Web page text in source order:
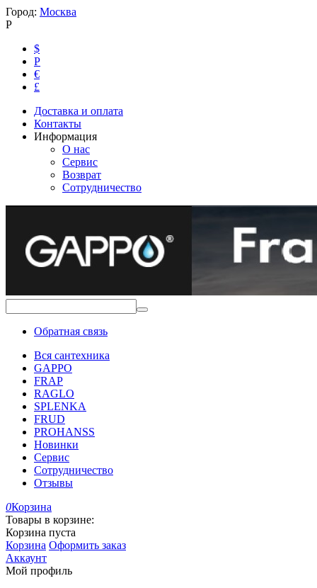
Город: Москва
Р
$
Р
€
£
Доставка и оплата
Контакты
Информация
О нас
Сервис
Возврат
Сотрудничество
Обратная связь
Вся сантехника
GAPPO
FRAP
RAGLO
SPLENKA
FRUD
PROHANSS
Новинки
Сервис
Сотрудничество
Отзывы
0Корзина
Товары в корзине:
Корзина пуста
Корзина Оформить заказ
Аккаунт
Мой профиль